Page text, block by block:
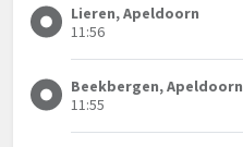
Lieren, Apeldoorn
11:56
Beekbergen, Apeldoorn
11:55